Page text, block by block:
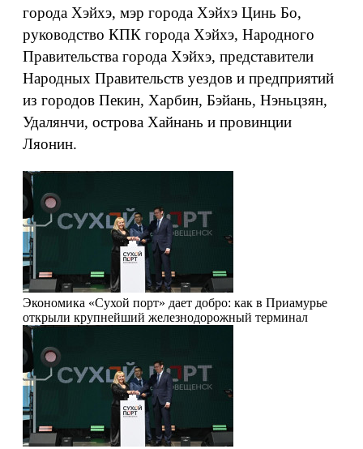
города Хэйхэ, мэр города Хэйхэ Цинь Бо,
руководство КПК города Хэйхэ, Народного
Правительства города Хэйхэ, представители
Народных Правительств уездов и предприятий
из городов Пекин, Харбин, Бэйань, Нэньцзян,
Удалянчи, острова Хайнань и провинции
Ляонин.
Экономика «Сухой порт» дает добро: как в Приамурье
открыли крупнейший железнодорожный терминал